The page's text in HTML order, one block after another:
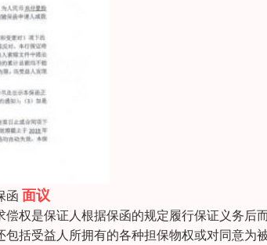
函 面议
权是保证人根据保函的规定履行保证义务后
括受益人所拥有的各种担保物权或对同意为